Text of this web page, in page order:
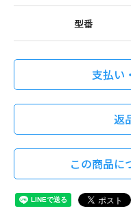
型番
支払い
返
この商品に